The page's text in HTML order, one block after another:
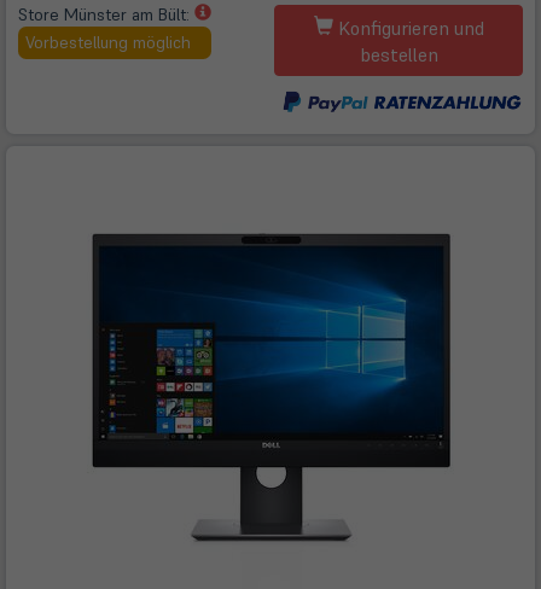
Tab)
Store Münster am Bült:
(öffnet
in
neuem
Vorbestellung möglich
Konfigurieren und
bestellen